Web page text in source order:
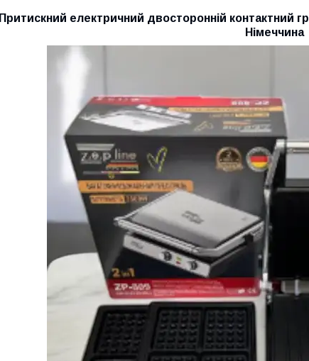
електричний двосторонній контактний
Німеччина